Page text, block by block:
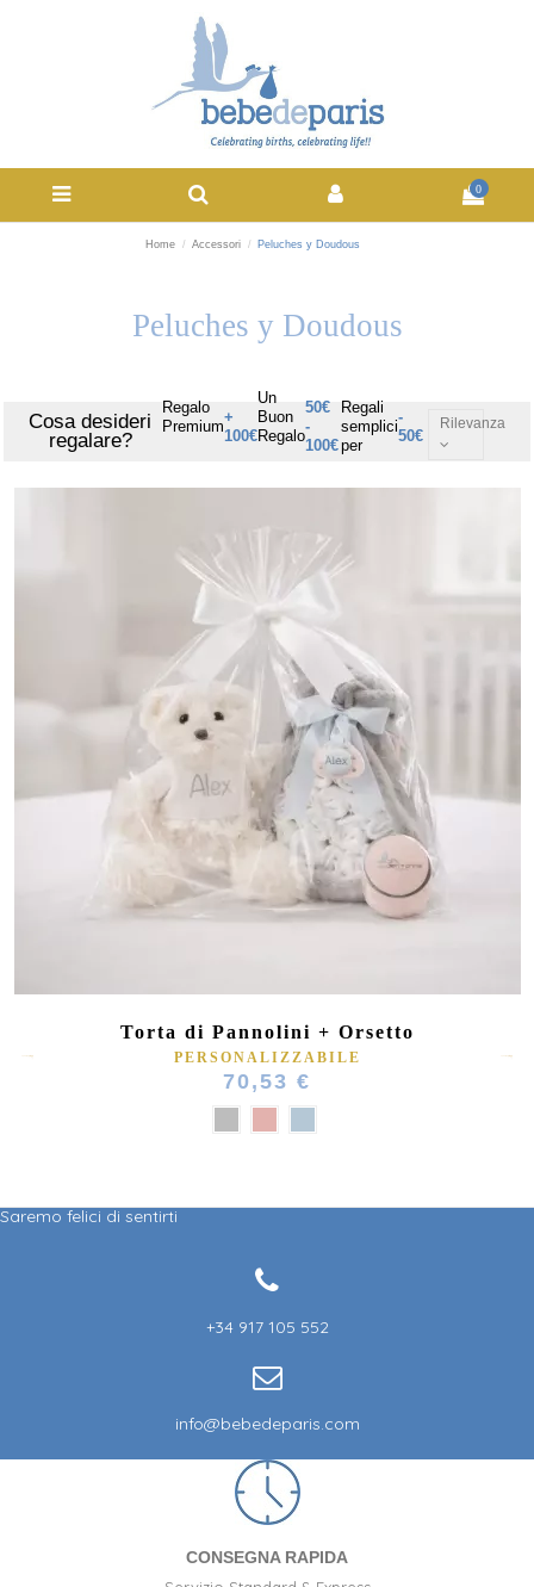
0
Home Accessori Peluches y Doudous
Peluches y Doudous
Cosa desideri
regalare?
Regalo
Premium
+
100€
Un
Buon
Regalo
50€
-
100€
Regali
semplici
per
-
50€
Rilevanza
Torta di Pannolini + Orsetto
PERSONALIZZABILE
70,53 €
Saremo felici di sentirti
+34 917 105 552
info@bebedeparis.com
CONSEGNA RAPIDA